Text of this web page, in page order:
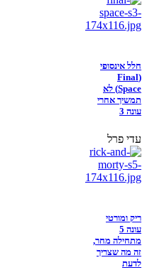
חלל אינסופי
(Final
Space) לא
תמשיך אחרי
עונה 3
עדי פרל
ריק ומורטי
עונה 5
מתחילה מחר,
זה מה שצריך
לדעת